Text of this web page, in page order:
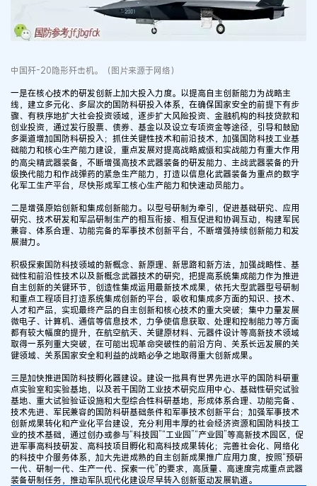
中国歼-20隐形歼击机。（图片来源于网络）
一是在核心技术的研发创新上加大投入力度。以提高自主创新能力为战略主
线，建立多元化、多层次的国防科研投入体系，在确保国家安全的前提下有步
骤、有秩序地扩大社会投资领域，逐步扩大风险投资、金融机构的科技贷款和
创业投资，通过发行股票、债券、基金以及设立专项资金等途径，引导和鼓励
多渠道增加国防科研投入；抓住关键性技术和前沿技术，加强国防科技工业基
础能力和核心生产能力建设，重点发展对提高战略威慑和实战能力有重大作用
的高尖精武器装备，不断增强高技术武器装备的研发能力、主战武器装备的升
级换代能力和作战弹药的紧急生产能力，打造以信息化武器装备为重点的数字
化军工生产平台，尽快形成军工核心生产能力和快速动员能力。
二是增强原始创新和集成创新能力。以型号研制为牵引，促进基础研究、应用
研究、技术研发和军品研制生产的相互衔接、相互促进和协调互动，构建军民
兼容、体系合理、功能完备的军事技术创新平台，不断增强持续创新能力和发
展潜力。
积极探索国防科技领域的新概念、新原理、新思路和新方法，加强战略性、基
础性和前沿性技术以及新概念武器技术的研究，把提高系统集成能力作为推进
自主创新的关键环节，创造性集成运用最新技术成果，依托大型武器型号研制
和重点工程项目打造系统集成创新的平台，吸收和集成多方面的知识、技术、
人才和产品，实现最终产品的自主创新和核心技术的重大突破；集中力量发展
微电子、计算机、通信等信息技术，力争使信息获取、处理和控制能力等方面
都有较大幅度的提升，在航空航天、关键原材料、元器件设计等高新技术领域
取得一系列重大突破，在可能出现革命突破性的前沿方向、关系长远发展的关
键领域、关系国家安全和利益的战略必争之地取得重大创新成果。
三是加快推进国防科技孵化器建设。建设一批具有世界先进水平的国防科研重
点实验室和实验基地，以及若干国防工业技术研究应用中心、基础性研究试验
基地、重大试验验证设施和大型综合性科研基地，形成体系合理、功能完备、
技术先进、军民兼容的国防科研基础条件和军事技术创新平台；加强军事技术
创新成果转化和产业化平台建设，充分利用丰厚的社会经济资源和国防科技工
业的技术基础，通过创办或参与“科技园”“工业园”“产业园”等高新技术园区，促
进军事高科技研发、高科技项目孵化和高科技成果转化；完善社会化、网络化
的科技中介服务体系，加大先进成熟的自主创新成果推广应用力度，按照“预研
一代、研制一代、生产一代、探索一代”的要求，高质量、高速度完成重点武器
装备研制任务，推动军队现代化建设尽早转入创新驱动发展轨道。